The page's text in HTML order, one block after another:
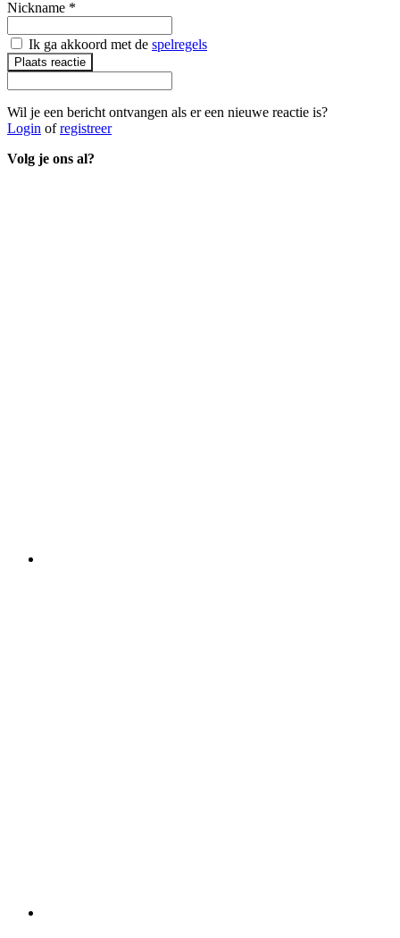
Nickname *
Ik ga akkoord met de spelregels
Plaats reactie
Wil je een bericht ontvangen als er een nieuwe reactie is?
Login ofregistreer
Volg je ons al?